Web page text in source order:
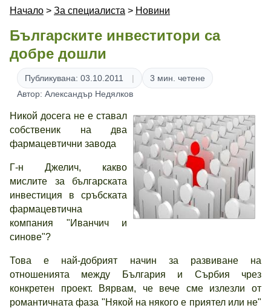
Начало > За специалиста > Новини
Българските инвеститори са
добре дошли
Публикувана: 03.10.2011
3 мин. четене
Автор: Александър Недялков
Никой досега не е ставал
собственик на два
фармацевтични завода
Г-н Джелич, какво
мислите за българската
инвестиция в сръбската
фармацевтична
компания "Иванчич и
синове"?
Това е най-добрият начин за развиване на
отношенията между България и Сърбия чрез
конкретен проект. Вярвам, че вече сме излезли от
романтичната фаза "Някой на някого е приятел или не"